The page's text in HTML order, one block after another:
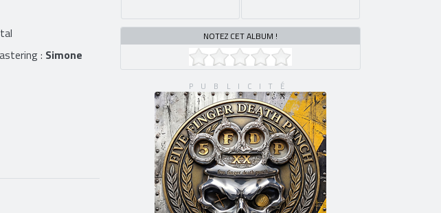
: Simone
NOTEZ CET ALBUM !